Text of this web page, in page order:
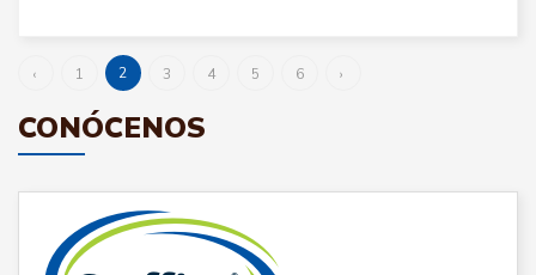
‹ 1 2 3 4 5 6 ›
CONÓCENOS